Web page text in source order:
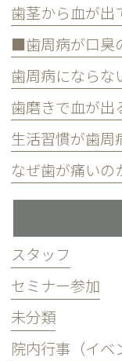
歯茎から血が出
歯周病にならな
歯磨きで血が出
なぜ歯が痛いの
スタッフ
セミナー参加
未分類
院内行事（イベ